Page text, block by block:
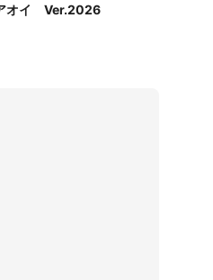
オイ Ver.2026